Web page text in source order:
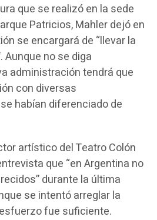
que se realizó en la sede
Patricios, Mahler dejó en
se encargará de “llevar la
Aunque no se diga
administración tendrá que
con diversas
habían diferenciado de
artístico del Teatro Colón
que “en Argentina no
durante la última
se intentó arreglar la
fue suficiente.